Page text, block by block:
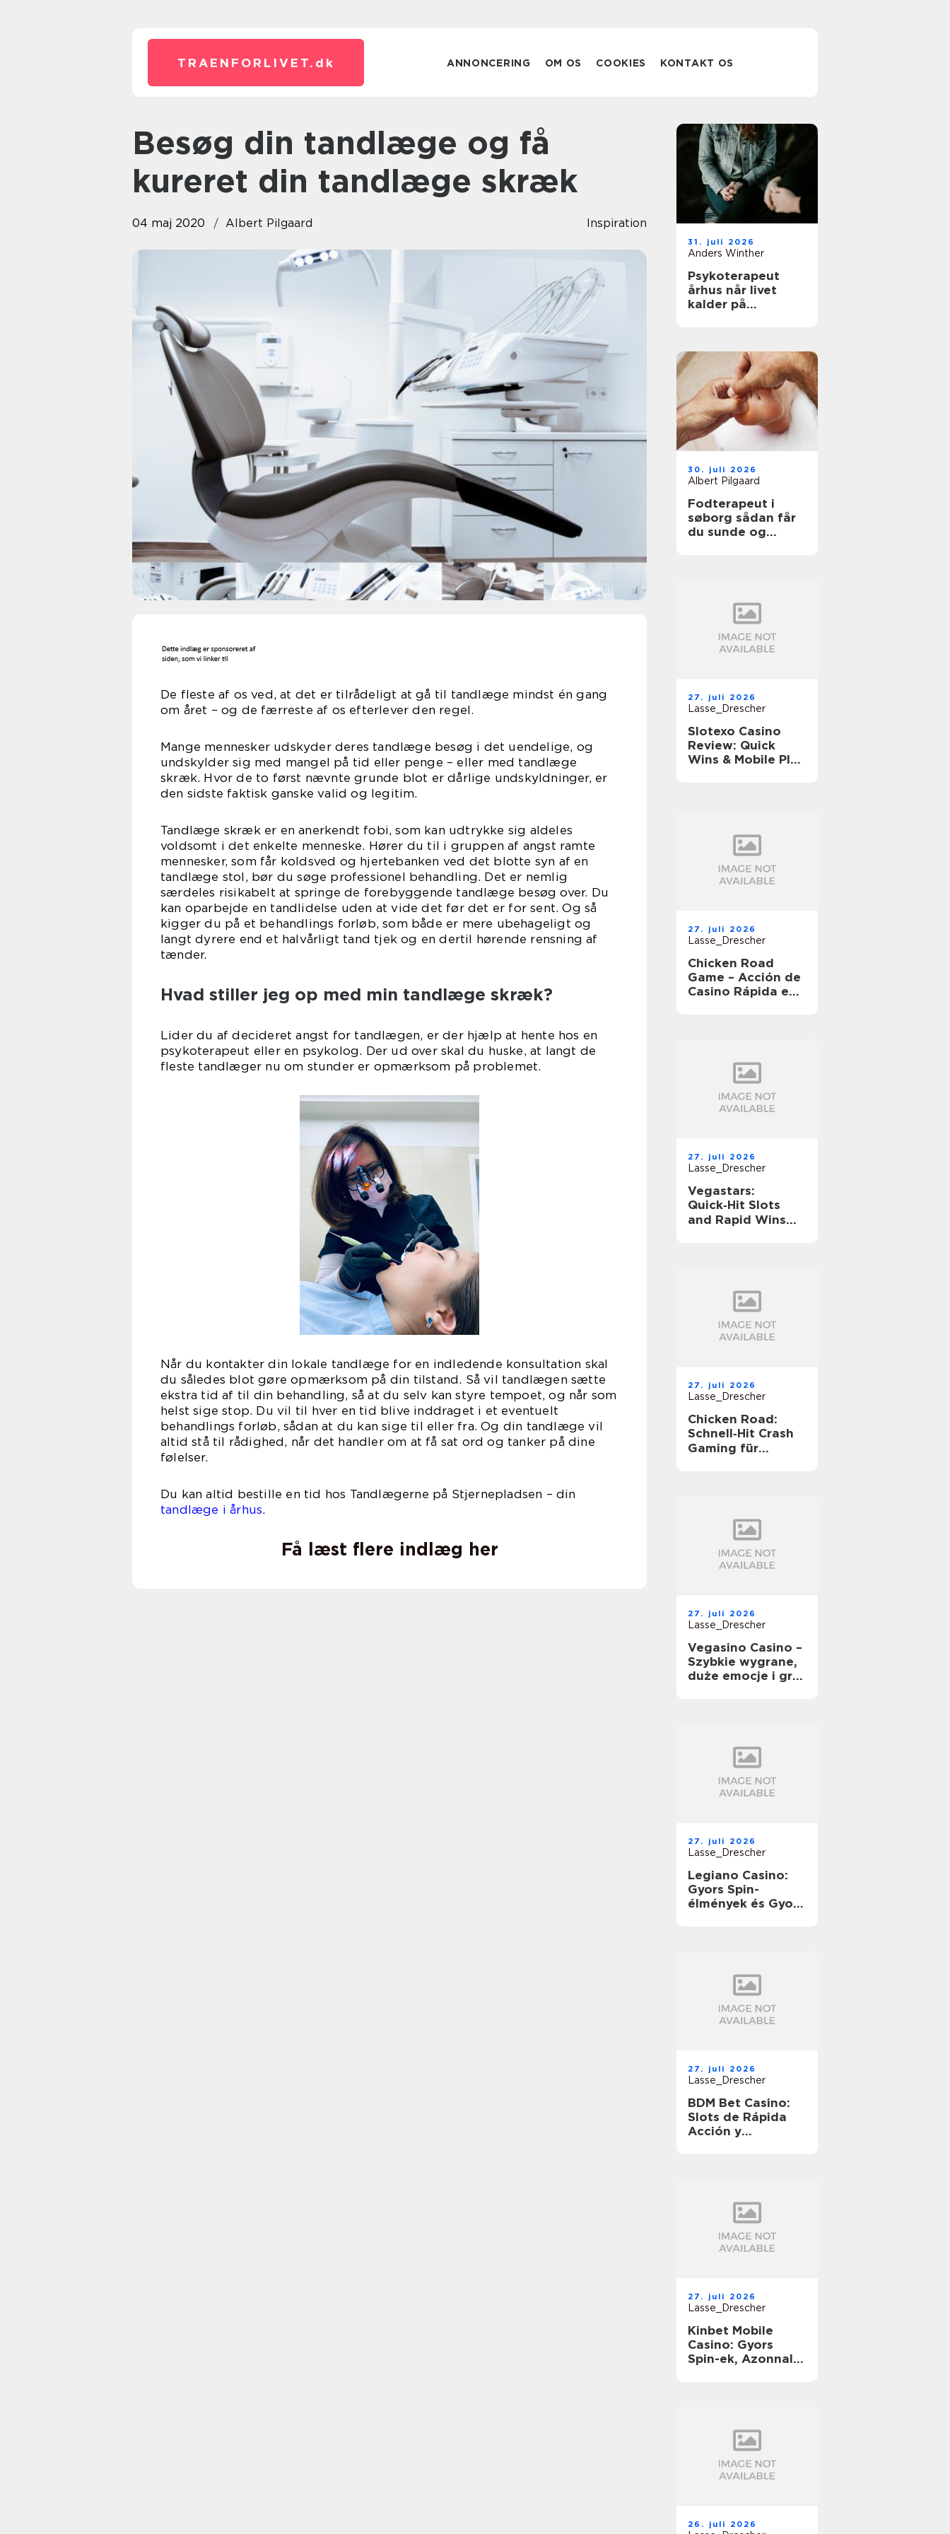
TRAENFORLIVET. dk ANNONCERING OM OS COOKIES KONTAKT OS
Besøg din tandlæge og få
kureret din tandlæge skræk
04 maj 2020 Albert Pilgaard Inspiration
De fleste af os ved, at det er tilrådeligt at gå til tandlæge mindst én gang
om året – og de færreste af os efterlever den regel.
Mange mennesker udskyder deres tandlæge besøg i det uendelige, og
undskylder sig med mangel på tid eller penge – eller med tandlæge
skræk. Hvor de to først nævnte grunde blot er dårlige undskyldninger, er
den sidste faktisk ganske valid og legitim.
Tandlæge skræk er en anerkendt fobi, som kan udtrykke sig aldeles
voldsomt i det enkelte menneske. Hører du til i gruppen af angst ramte
mennesker, som får koldsved og hjertebanken ved det blotte syn af en
tandlæge stol, bør du søge professionel behandling. Det er nemlig
særdeles risikabelt at springe de forebyggende tandlæge besøg over. Du
kan oparbejde en tandlidelse uden at vide det før det er for sent. Og så
kigger du på et behandlings forløb, som både er mere ubehageligt og
langt dyrere end et halvårligt tand tjek og en dertil hørende rensning af
tænder.
Hvad stiller jeg op med min tandlæge skræk?
Lider du af decideret angst for tandlægen, er der hjælp at hente hos en
psykoterapeut eller en psykolog. Der ud over skal du huske, at langt de
fleste tandlæger nu om stunder er opmærksom på problemet.
Når du kontakter din lokale tandlæge for en indledende konsultation skal
du således blot gøre opmærksom på din tilstand. Så vil tandlægen sætte
ekstra tid af til din behandling, så at du selv kan styre tempoet, og når som
helst sige stop. Du vil til hver en tid blive inddraget i et eventuelt
behandlings forløb, sådan at du kan sige til eller fra. Og din tandlæge vil
altid stå til rådighed, når det handler om at få sat ord og tanker på dine
følelser.
Du kan altid bestille en tid hos Tandlægerne på Stjernepladsen – din
tandlæge i århus.
Få læst flere indlæg her
31. juli 2026
Anders Winther
Psykoterapeut
århus når livet
kalder på
30. juli 2026
Albert Pilgaard
Fodterapeut i
søborg sådan får
du sunde og
27. juli 2026
Lasse_Drescher
Slotexo Casino
Review: Quick
Wins & Mobile Play
27. juli 2026
Lasse_Drescher
Chicken Road
Game – Acción de
Casino Rápida en
27. juli 2026
Lasse_Drescher
Vegastars:
Quick‑Hit Slots
and Rapid Wins
27. juli 2026
Lasse_Drescher
Chicken Road:
Schnell‑Hit Crash
Gaming für
27. juli 2026
Lasse_Drescher
Vegasino Casino –
Szybkie wygrane,
duże emocje i gra
27. juli 2026
Lasse_Drescher
Legiano Casino:
Gyors Spin-
élmények és Gyors
27. juli 2026
Lasse_Drescher
BDM Bet Casino:
Slots de Rápida
Acción y
27. juli 2026
Lasse_Drescher
Kinbet Mobile
Casino: Gyors
Spin-ek, Azonnali
26. juli 2026